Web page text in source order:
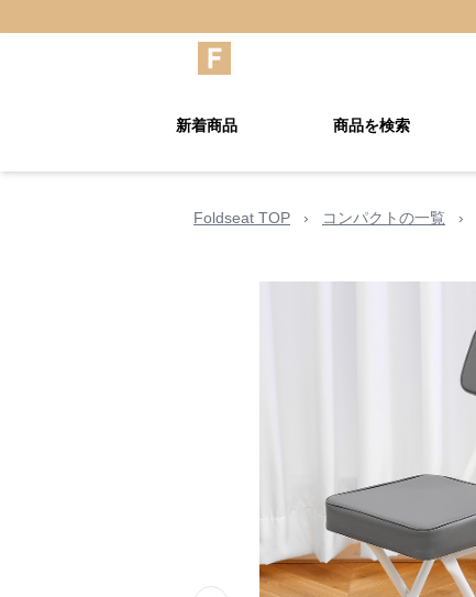
新着商品 商品を検索
Foldseat TOP › コンパクトの一覧 ›